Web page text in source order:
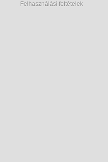
Felhasználási feltételek